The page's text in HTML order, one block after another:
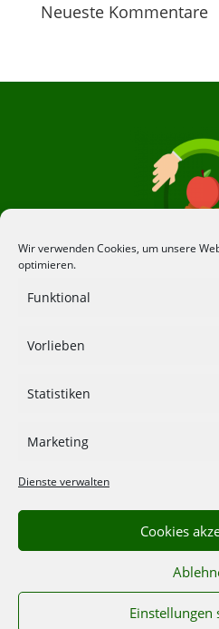
Wir verwenden Cookies, um unsere
optimieren.
Funktional
Vorlieben
Statistiken
Marketing
Dienste verwalten
Cookies
Einstellungen
Neueste Kommentare
© 2025